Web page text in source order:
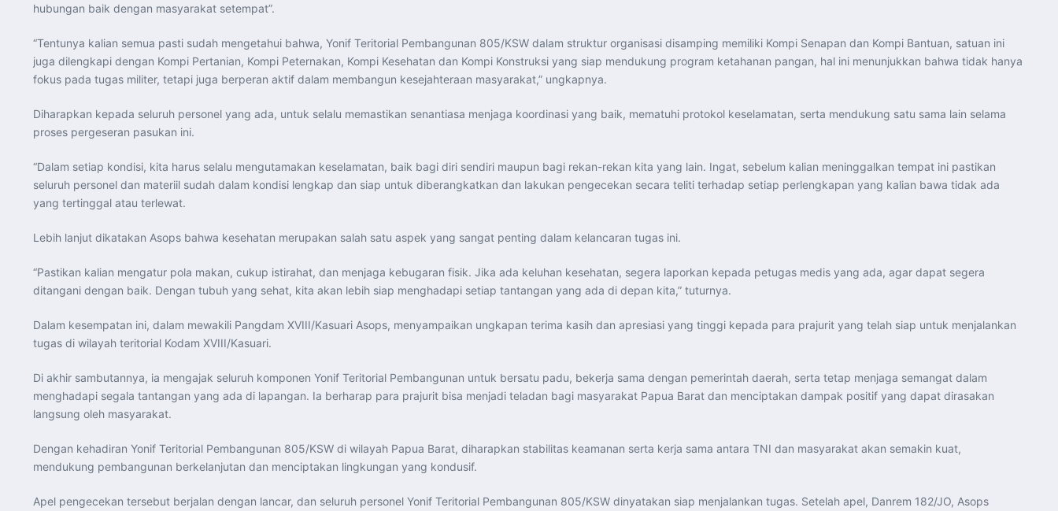
hubungan baik dengan masyarakat setempat”.
“Tentunya kalian semua pasti sudah mengetahui bahwa, Yonif Teritorial Pembangunan 805/KSW dalam struktur organisasi disamping memiliki Kompi Senapan dan Kompi Bantuan, satuan ini
juga dilengkapi dengan Kompi Pertanian, Kompi Peternakan, Kompi Kesehatan dan Kompi Konstruksi yang siap mendukung program ketahanan pangan, hal ini menunjukkan bahwa tidak hanya
fokus pada tugas militer, tetapi juga berperan aktif dalam membangun kesejahteraan masyarakat,” ungkapnya.
Diharapkan kepada seluruh personel yang ada, untuk selalu memastikan senantiasa menjaga koordinasi yang baik, mematuhi protokol keselamatan, serta mendukung satu sama lain selama
proses pergeseran pasukan ini.
“Dalam setiap kondisi, kita harus selalu mengutamakan keselamatan, baik bagi diri sendiri maupun bagi rekan-rekan kita yang lain. Ingat, sebelum kalian meninggalkan tempat ini pastikan
seluruh personel dan materiil sudah dalam kondisi lengkap dan siap untuk diberangkatkan dan lakukan pengecekan secara teliti terhadap setiap perlengkapan yang kalian bawa tidak ada
yang tertinggal atau terlewat.
Lebih lanjut dikatakan Asops bahwa kesehatan merupakan salah satu aspek yang sangat penting dalam kelancaran tugas ini.
“Pastikan kalian mengatur pola makan, cukup istirahat, dan menjaga kebugaran fisik. Jika ada keluhan kesehatan, segera laporkan kepada petugas medis yang ada, agar dapat segera
ditangani dengan baik. Dengan tubuh yang sehat, kita akan lebih siap menghadapi setiap tantangan yang ada di depan kita,” tuturnya.
Dalam kesempatan ini, dalam mewakili Pangdam XVIII/Kasuari Asops, menyampaikan ungkapan terima kasih dan apresiasi yang tinggi kepada para prajurit yang telah siap untuk menjalankan
tugas di wilayah teritorial Kodam XVIII/Kasuari.
Di akhir sambutannya, ia mengajak seluruh komponen Yonif Teritorial Pembangunan untuk bersatu padu, bekerja sama dengan pemerintah daerah, serta tetap menjaga semangat dalam
menghadapi segala tantangan yang ada di lapangan. Ia berharap para prajurit bisa menjadi teladan bagi masyarakat Papua Barat dan menciptakan dampak positif yang dapat dirasakan
langsung oleh masyarakat.
Dengan kehadiran Yonif Teritorial Pembangunan 805/KSW di wilayah Papua Barat, diharapkan stabilitas keamanan serta kerja sama antara TNI dan masyarakat akan semakin kuat,
mendukung pembangunan berkelanjutan dan menciptakan lingkungan yang kondusif.
Apel pengecekan tersebut berjalan dengan lancar, dan seluruh personel Yonif Teritorial Pembangunan 805/KSW dinyatakan siap menjalankan tugas. Setelah apel, Danrem 182/JO, Asops